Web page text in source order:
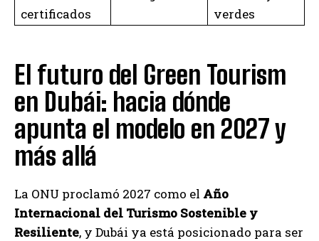
certificados
verdes
El futuro del Green Tourism
en Dubái: hacia dónde
apunta el modelo en 2027 y
más allá
La ONU proclamó 2027 como el Año
Internacional del Turismo Sostenible y
Resiliente, y Dubái ya está posicionado para ser